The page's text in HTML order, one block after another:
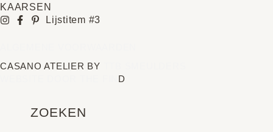
KAARSEN
Lijstitem #3
CASANO ATELIER BY
D
ZOEKEN